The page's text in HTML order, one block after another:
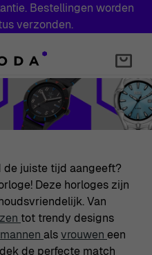
Bestellingen worden
verzonden.
juiste tijd aangeeft?
Deze horloges zijn
Van
tot trendy designs
mannen alsvrouwen een
de perfecte match